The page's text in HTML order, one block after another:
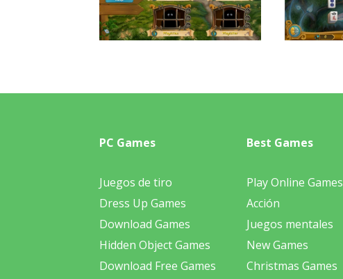
PC Games
Juegos de tiro
Dress Up Games
Download Games
Hidden Object Games
Download Free Games
Best Games
Play Online Games
Acción
Juegos mentales
New Games
Christmas Games